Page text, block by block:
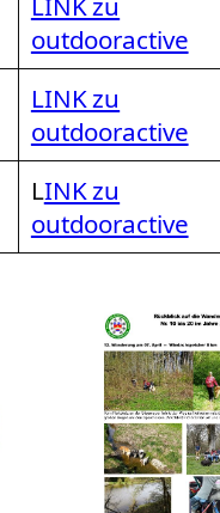
outdooractive
LINK zu
outdooractive
LINK zu
outdooractive